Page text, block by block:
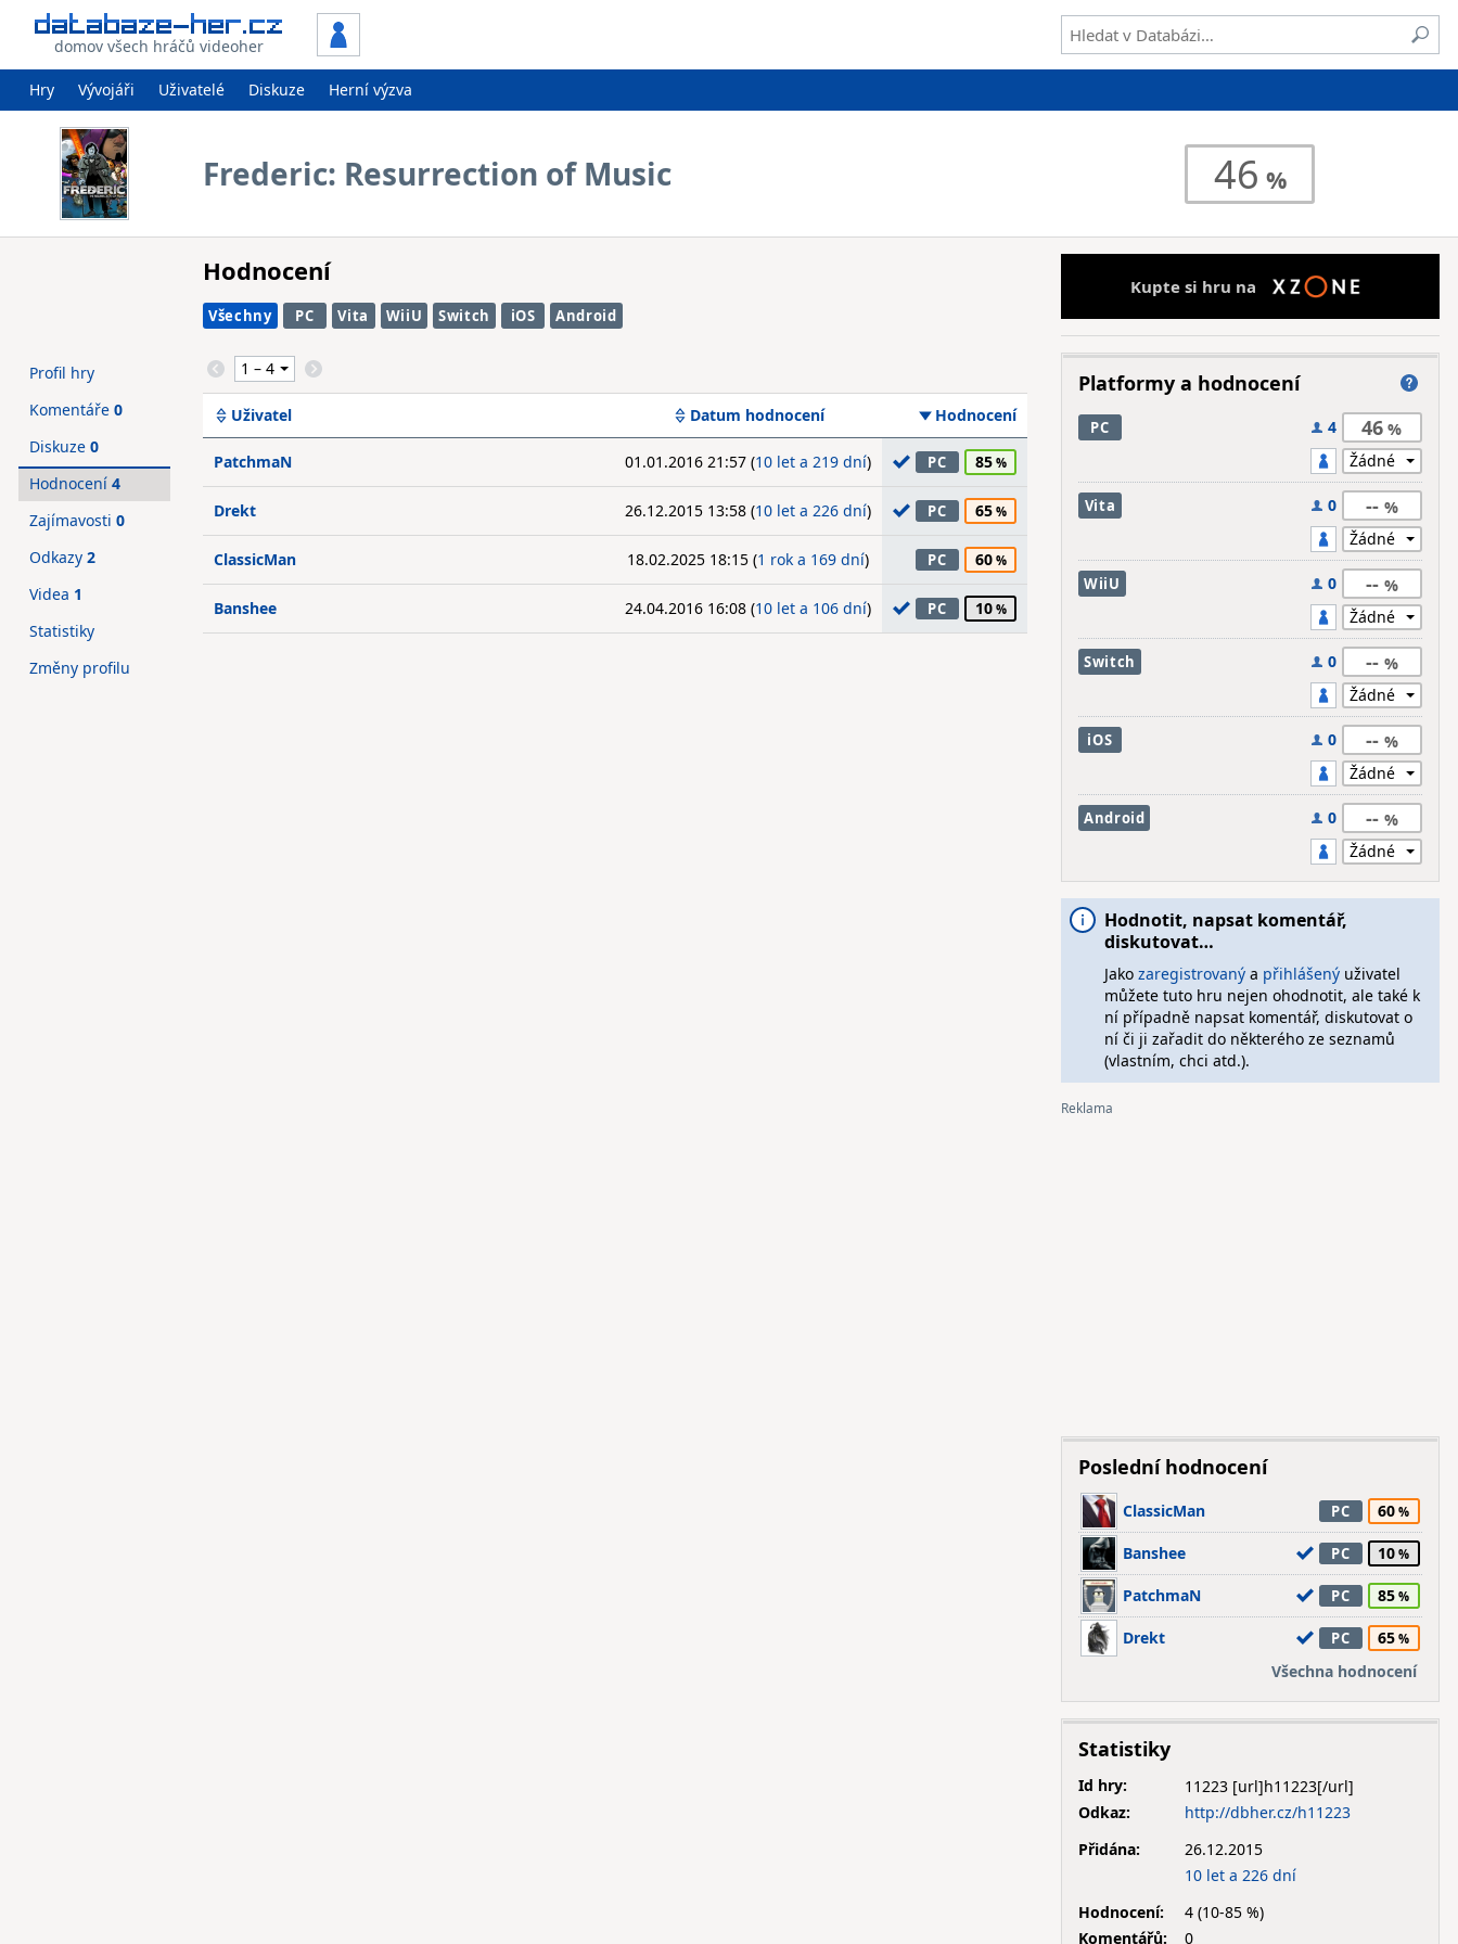
domov všech hráčů videoher
Hry Vývojáři Uživatelé Diskuze Herní výzva
Frederic: Resurrection of Music 46
Hodnocení
Všechny PC Vita WiiU Switch iOS Android
Uživatel Datum hodnocení Hodnocení
PatchmaN 01.01.2016 21:57 (10 let a 219 dní) PC 85
Drekt 26.12.2015 13:58 (10 let a 226 dní) PC 65
ClassicMan 18.02.2025 18:15 (1 rok a 169 dní) PC 60
Banshee 24.04.2016 16:08 (10 let a 106 dní) PC 10
Profil hry
Komentáře 0
Diskuze 0
Hodnocení 4
Zajímavosti 0
Odkazy 2
Videa 1
Statistiky
Změny profilu
Kupte si hru na
Platformy a hodnocení
PC 4 46
Vita 0 --
WiiU 0 --
Switch 0 --
iOS 0 --
Android 0 --
Hodnotit, napsat komentář,
diskutovat…
Jako zaregistrovanýa přihlášenýuživatel
můžete tuto hru nejen ohodnotit, ale také k
ní případně napsat komentář, diskutovat o
ní či ji zařadit do některého ze seznamů
(vlastním, chci atd.).
Poslední hodnocení
ClassicMan PC 60
Banshee PC 10
PatchmaN PC 85
Drekt PC
65
Všechna hodnocení
Statistiky
Id hry:
11223
Odkaz:
http://dbher.cz/h11223
Přidána:
26.12.2015
10 let a 226 dní
Hodnocení:
4 (10-85 %)
Komentářů:
0